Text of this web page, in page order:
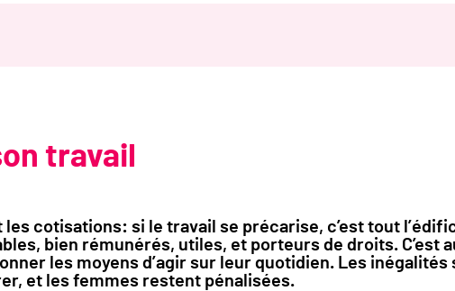
travail
cotisations: si le travail se précarise, c’est tout
bien rémunérés, utiles, et porteurs de droits. C’est
les moyens d’agir sur leur quotidien. Les
et les femmes restent pénalisées.